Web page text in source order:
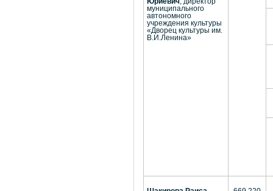
муниципального
автономного
учреждения культуры
«Дворец культуры им.
В.И.Ленина»